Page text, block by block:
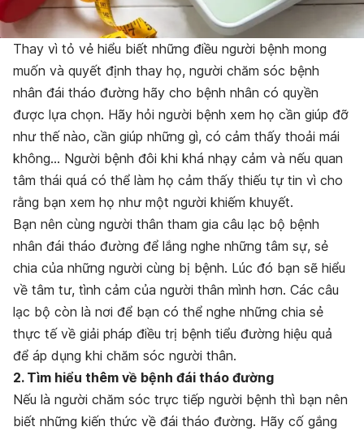
Thay vì tỏ vẻ hiểu biết những điều người bệnh mong
muốn và quyết định thay họ, người chăm sóc bệnh
nhân đái tháo đường hãy cho bệnh nhân có quyền
được lựa chọn. Hãy hỏi người bệnh xem họ cần giúp đỡ
như thế nào, cần giúp những gì, có cảm thấy thoải mái
không… Người bệnh đôi khi khá nhạy cảm và nếu quan
tâm thái quá có thể làm họ cảm thấy thiếu tự tin vì cho
rằng bạn xem họ như một người khiếm khuyết.
Bạn nên cùng người thân tham gia câu lạc bộ bệnh
nhân đái tháo đường để lắng nghe những tâm sự, sẻ
chia của những người cùng bị bệnh. Lúc đó bạn sẽ hiểu
về tâm tư, tình cảm của người thân mình hơn. Các câu
lạc bộ còn là nơi để bạn có thể nghe những chia sẻ
thực tế về giải pháp điều trị bệnh tiểu đường hiệu quả
để áp dụng khi chăm sóc người thân.
2. Tìm hiểu thêm về bệnh đái tháo đường
Nếu là người chăm sóc trực tiếp người bệnh thì bạn nên
biết những kiến thức về đái tháo đường. Hãy cố gắng